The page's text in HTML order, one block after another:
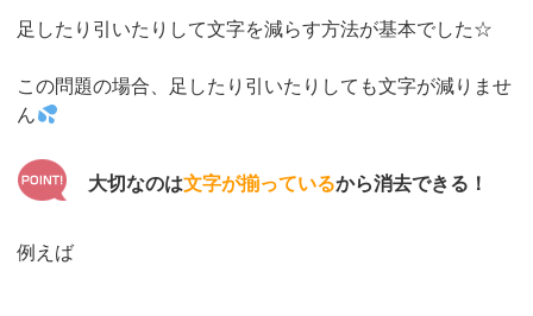
足したり引いたりして文字を減らす方法が基本でした☆
この問題の場合、足したり引いたりしても文字が減りませ
ん
大切なのは文字が揃っているから消去できる！
例えば